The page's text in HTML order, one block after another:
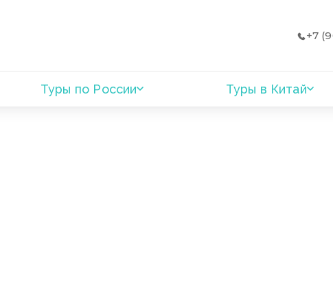
+7
Туры по России Туры в Китай